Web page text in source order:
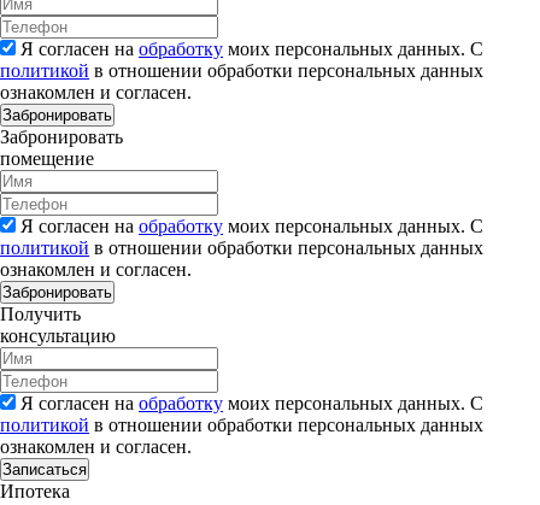
Я согласен на обработку моих персональных данных. С
политикой в отношении обработки персональных данных
ознакомлен и согласен.
Забронировать
Забронировать
помещение
Я согласен на обработку моих персональных данных. С
политикой в отношении обработки персональных данных
ознакомлен и согласен.
Забронировать
Получить
консультацию
Я согласен на обработку моих персональных данных. С
политикой в отношении обработки персональных данных
ознакомлен и согласен.
Записаться
Ипотека